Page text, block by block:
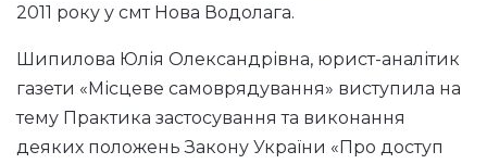
2011 року у смт Нова Водолага.
Шипилова Юлія Олександрівна, юрист-аналітик
газети «Місцеве самоврядування» виступила на
тему Практика застосування та виконання
деяких положень Закону України «Про доступ